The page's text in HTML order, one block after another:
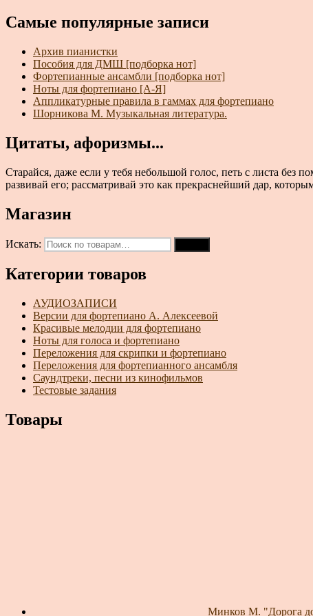
Самые популярные записи
Архив пианистки
Пособия для ДМШ [подборка нот]
Фортепианные ансамбли [подборка нот]
Ноты для фортепиано [А-Я]
Аппликатурные правила в гаммах для фортепиано
Шорникова М. Музыкальная литература.
Цитаты, афоризмы...
Старайся, даже если у тебя небольшой голос, петь с листа без
развивай его; рассматривай это как прекраснейший дар,
Магазин
Искать:
Категории товаров
АУДИОЗАПИСИ
Версии для фортепиано А. Алексеевой
Красивые мелодии для фортепиано
Ноты для голоса и фортепиано
Переложения для скрипки и фортепиано
Переложения для фортепианного ансамбля
Саундтреки, песни из кинофильмов
Тестовые задания
Товары
Минков М. "Дорога